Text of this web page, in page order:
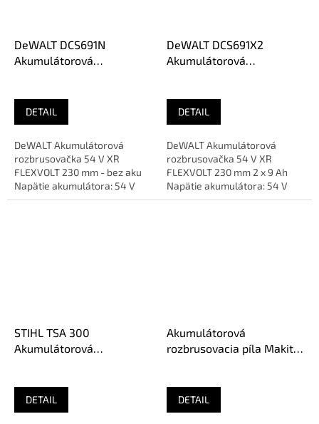
DeWALT DCS691N
Akumulátorová
akuDETAIL
DeWALT Akumulátorová
rozbrusovačka 54 V XR
FLEXVOLT 230 mm - bez aku
Napätie akumulátora: 54 V
Priemer kotúča: 230 mm Typ
DeWALT DCS691X2
Akumulátorová
AhDETAIL
DeWALT Akumulátorová
rozbrusovačka 54 V XR
FLEXVOLT 230 mm 2 x 9 Ah
Napätie akumulátora: 54 V
Kapacita akumulátora: 9,0 Ah
STIHL TSA 300
Akumulátorová
DETAIL
Akumulátorová
rozbrusovacia píla Makita
DETAIL